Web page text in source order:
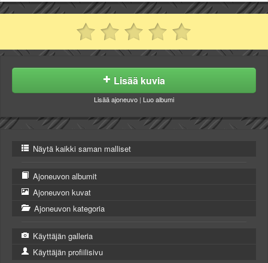
Lisää kuvia
Lisää ajoneuvo | Luo albumi
Näytä kaikki saman malliset
Ajoneuvon albumit
Ajoneuvon kuvat
Ajoneuvon kategoria
Käyttäjän galleria
Käyttäjän profiilisivu